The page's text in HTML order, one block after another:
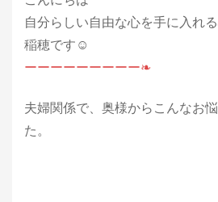
自分らしい自由な心を手に入れ
稲穂です☺
ーーーーーーーーー❧
夫婦関係で、奥様からこんなお
た。